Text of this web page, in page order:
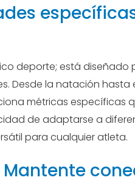
deporte; está diseñado
Desde la natación hasta
métricas específicas
de adaptarse a
para cualquier atleta.